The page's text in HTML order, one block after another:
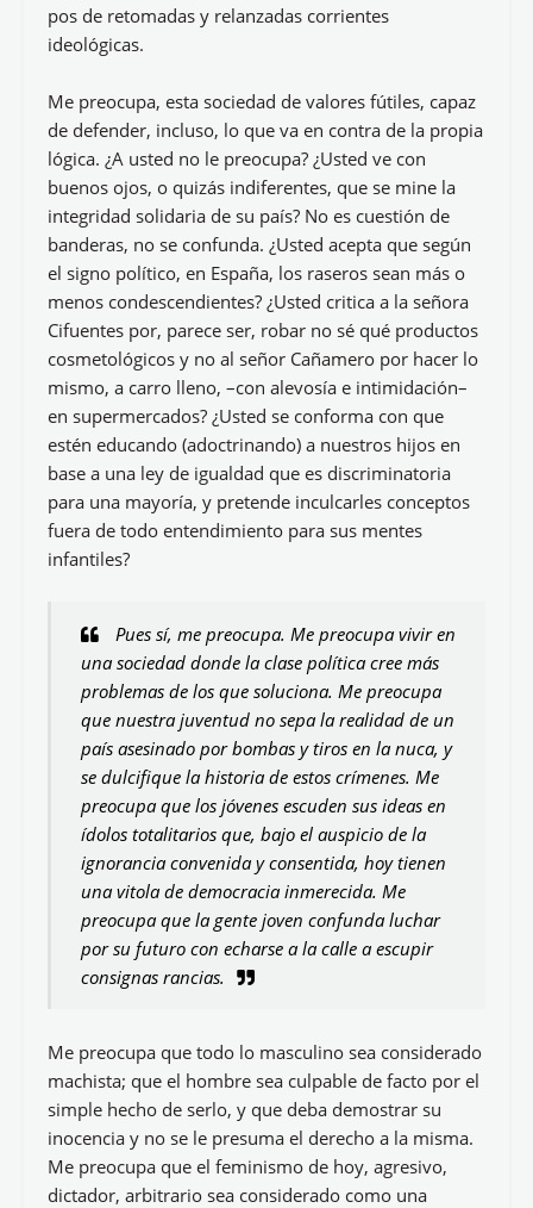
pos de retomadas y relanzadas corrientes
ideológicas.
Me preocupa, esta sociedad de valores fútiles, capaz
de defender, incluso, lo que va en contra de la propia
lógica. ¿A usted no le preocupa? ¿Usted ve con
buenos ojos, o quizás indiferentes, que se mine la
integridad solidaria de su país? No es cuestión de
banderas, no se confunda. ¿Usted acepta que según
el signo político, en España, los raseros sean más o
menos condescendientes? ¿Usted critica a la señora
Cifuentes por, parece ser, robar no sé qué productos
cosmetológicos y no al señor Cañamero por hacer lo
mismo, a carro lleno, –con alevosía e intimidación–
en supermercados? ¿Usted se conforma con que
estén educando (adoctrinando) a nuestros hijos en
base a una ley de igualdad que es discriminatoria
para una mayoría, y pretende inculcarles conceptos
fuera de todo entendimiento para sus mentes
infantiles?
Pues sí, me preocupa. Me preocupa vivir en
una sociedad donde la clase política cree más
problemas de los que soluciona. Me preocupa
que nuestra juventud no sepa la realidad de un
país asesinado por bombas y tiros en la nuca, y
se dulcifique la historia de estos crímenes. Me
preocupa que los jóvenes escuden sus ideas en
ídolos totalitarios que, bajo el auspicio de la
ignorancia convenida y consentida, hoy tienen
una vitola de democracia inmerecida. Me
preocupa que la gente joven confunda luchar
por su futuro con echarse a la calle a escupir
consignas rancias.
Me preocupa que todo lo masculino sea considerado
machista; que el hombre sea culpable de facto por el
simple hecho de serlo, y que deba demostrar su
inocencia y no se le presuma el derecho a la misma.
Me preocupa que el feminismo de hoy, agresivo,
dictador, arbitrario sea considerado como una